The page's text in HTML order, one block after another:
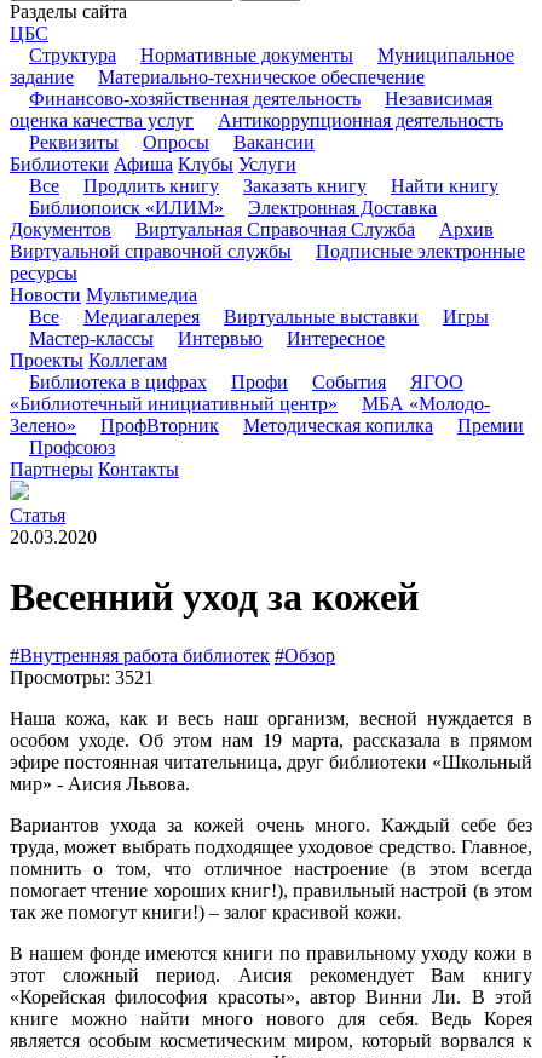
Разделы сайта
ЦБС
Структура
Нормативные документы
Муниципальное
задание
Материально-техническое обеспечение
Финансово-хозяйственная деятельность
Независимая
оценка качества услуг
Антикоррупционная деятельность
Реквизиты
Опросы
Вакансии
Библиотеки Афиша Клубы Услуги
Все
Продлить книгу Заказать книгу
Найти книгу
Библиопоиск «ИЛИМ»
Электронная Доставка
Документов
Виртуальная Справочная Служба
Архив
Виртуальной справочной службы
Подписные электронные
ресурсы
Новости Мультимедиа
Все
Медиагалерея Виртуальные выставки
Игры
Мастер-классы
Интервью
Интересное
Проекты Коллегам
Библиотека в цифрах
Профи События
ЯГОО
«Библиотечный инициативный центр»
МБА «Молодо-
Зелено»
ПрофВторник Методическая копилка
Премии
Профсоюз
Партнеры Контакты
Статья
20.03.2020
Весенний уход за кожей
#Внутренняя работа библиотек #Обзор
Просмотры: 3521
Наша кожа, как и весь наш организм, весной нуждается в
особом уходе. Об этом нам 19 марта, рассказала в прямом
эфире постоянная читательница, друг библиотеки «Школьный
мир» - Аисия Львова.
Вариантов ухода за кожей очень много. Каждый себе без
труда, может выбрать подходящее уходовое средство. Главное,
помнить о том, что отличное настроение (в этом всегда
помогает чтение хороших книг!), правильный настрой (в этом
так же помогут книги!) – залог красивой кожи.
В нашем фонде имеются книги по правильному уходу кожи в
этот сложный период. Аисия рекомендует Вам книгу
«Корейская философия красоты», автор Винни Ли. В этой
книге можно найти много нового для себя. Ведь Корея
является особым косметическим миром, который ворвался к